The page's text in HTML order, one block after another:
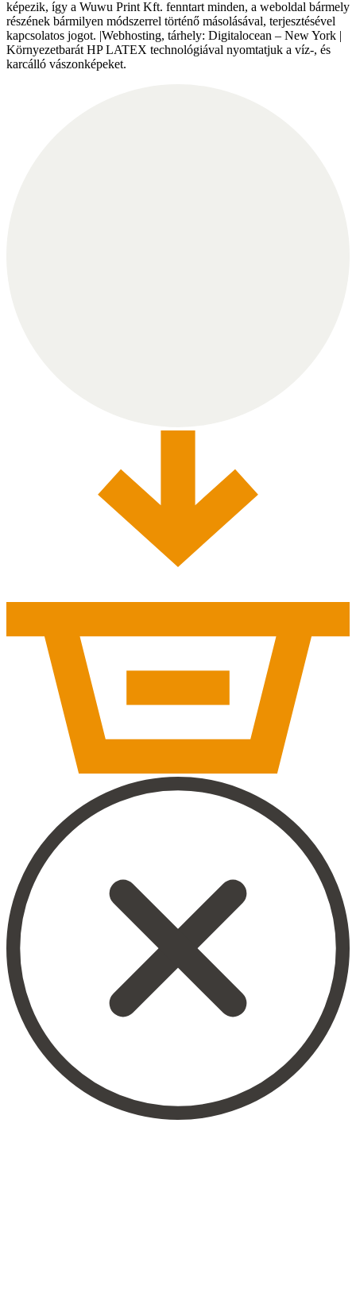
képezik, így a Wuwu Print Kft. fenntart minden, a weboldal bármely
részének bármilyen módszerrel történő másolásával, terjesztésével
kapcsolatos jogot. |Webhosting, tárhely: Digitalocean – New York |
Környezetbarát HP LATEX technológiával nyomtatjuk a víz-, és
karcálló vászonképeket.